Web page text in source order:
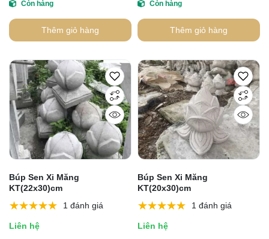
Còn hàng
Thêm giỏ hàng
Còn hàng
Thêm giỏ hàng
Búp Sen Xi Măng
KT(22x30)cm
1 đánh giá
Liên hệ
Búp Sen Xi Măng
KT(20x30)cm
1 đánh giá
Liên hệ